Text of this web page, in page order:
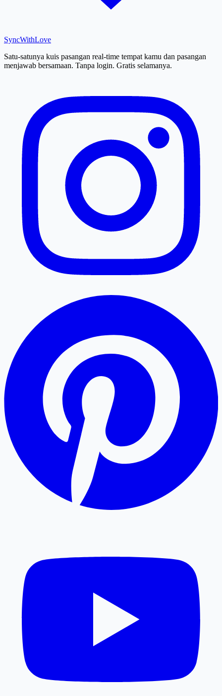
SyncWithLove
Satu-satunya kuis pasangan real-time tempat kamu dan pasangan
menjawab bersamaan. Tanpa login. Gratis selamanya.